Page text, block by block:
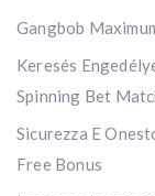
Gangbob
Keresés
Spinning Bet
Sicurezza E
Free Bonus